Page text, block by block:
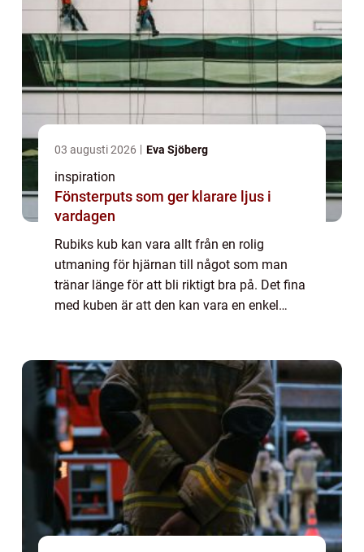
03 augusti 2026 Eva Sjöberg
inspiration
Fönsterputs som ger klarare ljus i
vardagen
Rubiks kub kan vara allt från en rolig
utmaning för hjärnan till något som man
tränar länge för att bli riktigt bra på. Det fina
med kuben är att den kan vara en enkel